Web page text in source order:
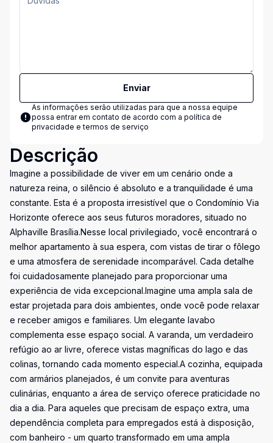
Enviar
As informações serão utilizadas para que a nossa equipe
possa entrar em contato de acordo com a política de
privacidade e termos de serviço
Descrição
Imagine a possibilidade de viver em um cenário onde a
natureza reina, o silêncio é absoluto e a tranquilidade é uma
constante. Esta é a proposta irresistível que o Condomínio Via
Horizonte oferece aos seus futuros moradores, situado no
Alphaville Brasília.Nesse local privilegiado, você encontrará o
melhor apartamento à sua espera, com vistas de tirar o fôlego
e uma atmosfera de serenidade incomparável. Cada detalhe
foi cuidadosamente planejado para proporcionar uma
experiência de vida excepcional.Imagine uma ampla sala de
estar projetada para dois ambientes, onde você pode relaxar
e receber amigos e familiares. Um elegante lavabo
complementa esse espaço social. A varanda, um verdadeiro
refúgio ao ar livre, oferece vistas magníficas do lago e das
colinas, tornando cada momento especial.A cozinha, equipada
com armários planejados, é um convite para aventuras
culinárias, enquanto a área de serviço oferece praticidade no
dia a dia. Para aqueles que precisam de espaço extra, uma
dependência completa para empregados está à disposição,
com banheiro - um quarto transformado em uma ampla